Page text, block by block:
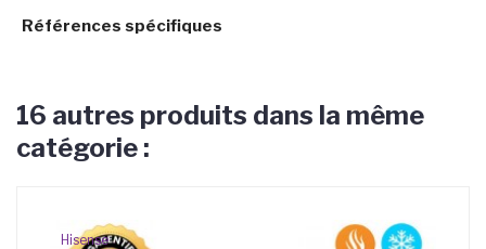
Références spécifiques
16 autres produits dans la même
catégorie :
Hisense